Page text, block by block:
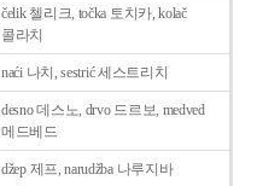
čelik 첼리크, točka 토치카, kolač
콜라치
naći 나치, sestrić 세스트리치
desno 데스노, drvo 드르보, medved
메드베드
džep 제프, narudžba 나루지바